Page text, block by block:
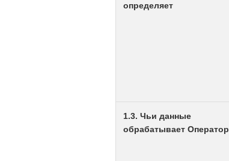
определяет
1.3. Чьи данные
обрабатывает Оператор